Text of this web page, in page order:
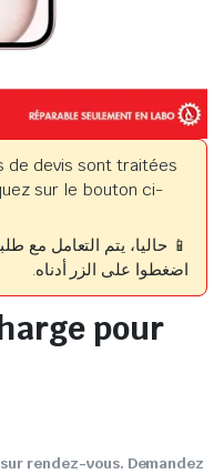
de devis sont traitées
sur le bouton ci-
📱 حاليا، يتم التعامل مع
اضغطوا على الزر أدناه.
pour
rendez-vous. Demandez